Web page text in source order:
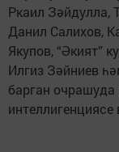
Ркаил Зәйдулла,
Данил Салихов,
Якупов, “Әкият”
Илгиз Зәйниев
барган